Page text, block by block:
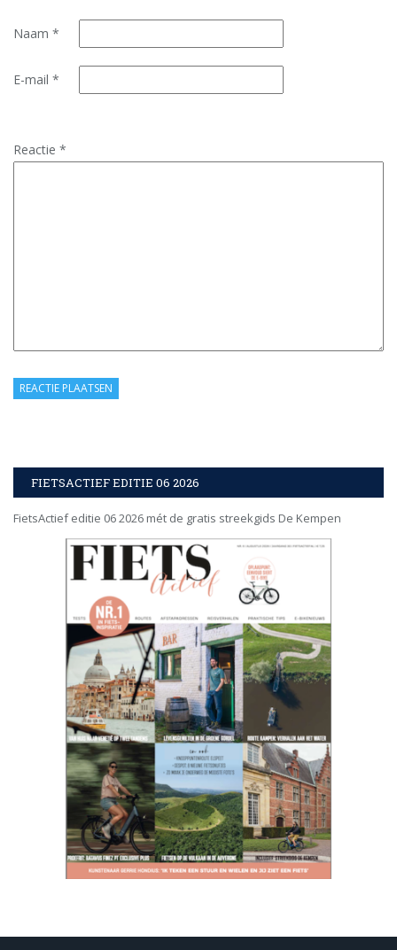
Naam *
E-mail *
Reactie *
FIETSACTIEF EDITIE 06 2026
FietsActief editie 06 2026 mét de gratis streekgids De Kempen